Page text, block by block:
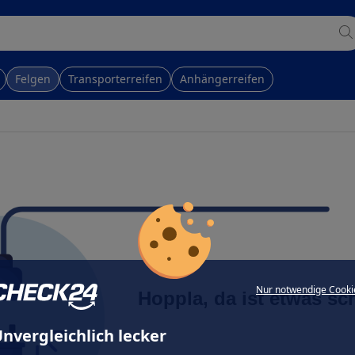
Nur notwendige
lecker
Felgen Transporterreifen Anhängerreifen
Hoppla, da ist etwas